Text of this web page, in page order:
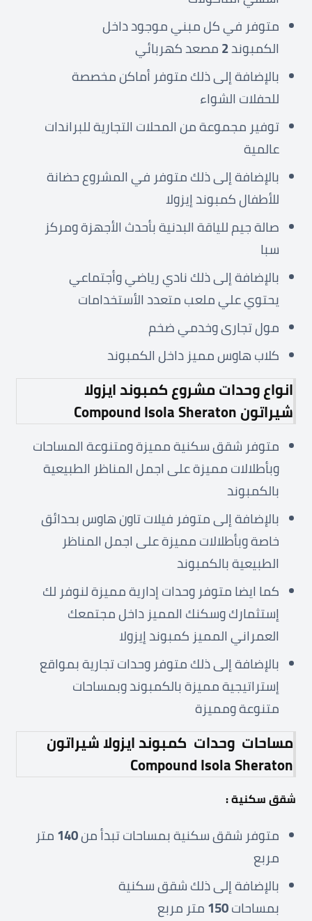
متوفر في كل مبني موجود داخل
الكمبوند2مصعد كهربائي
بالإضافة إلى ذلك متوفر أماكن مخصصة
للحفلات الشواء
توفير مجموعة من المحلات التجارية للبراندات
عالمية
بالإضافة إلى ذلك متوفر في المشروع حضانة
للأطفال كمبوند إيزولا
صالة جيم للياقة البدنية بأحدث الأجهزة ومركز
سبا
بالإضافة إلى ذلك نادي رياضي وأجتماعي
يحتوي علي ملعب متعدد الأستخدامات
مول تجارى وخدمي ضخم
كلاب هاوس مميز داخل الكمبوند
انواع وحدات مشروع كمبوند ايزولا
شيراتونCompound Isola Sheraton
متوفر شقق سكنية مميزة ومتنوعة المساحات
وبأطلالات مميزة على اجمل المناظر الطبيعية
بالكمبوند
بالإضافة إلى متوفر فيلات تاون هاوس بحدائق
خاصة وبأطلالات مميزة على اجمل المناظر
الطبيعية بالكمبوند
كما ايضا متوفر وحدات إدارية مميزة لنوفر لك
إستثمارك وسكنك المميز داخل مجتمعك
العمراني المميز كمبوند إيزولا
بالإضافة إلى ذلك متوفر وحدات تجارية بمواقع
إستراتيجية مميزة بالكمبوند وبمساحات
متنوعة ومميزة
مساحات وحدات كمبوند ايزولا شيراتون
Compound Isola Sheraton
شقق سكنية :
متوفر شقق سكنية بمساحات تبدأ من140متر
مربع
بالإضافة إلى ذلك شقق سكنية
بمساحات150متر مربع